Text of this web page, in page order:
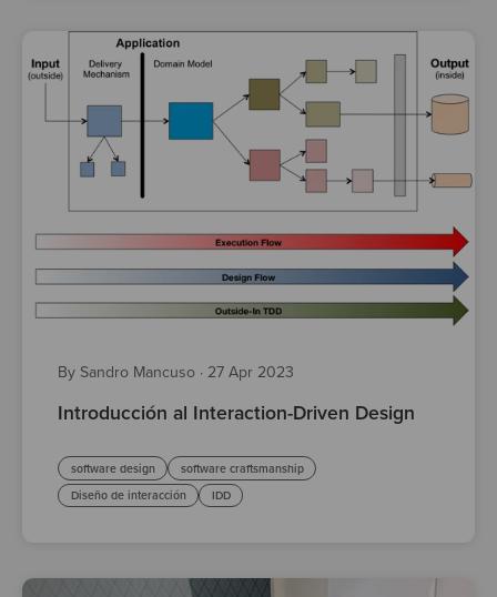
By Sandro Mancuso · 27 Apr 2023
Introducción al Interaction-Driven Design
software design
software craftsmanship
Diseño de interacción
IDD